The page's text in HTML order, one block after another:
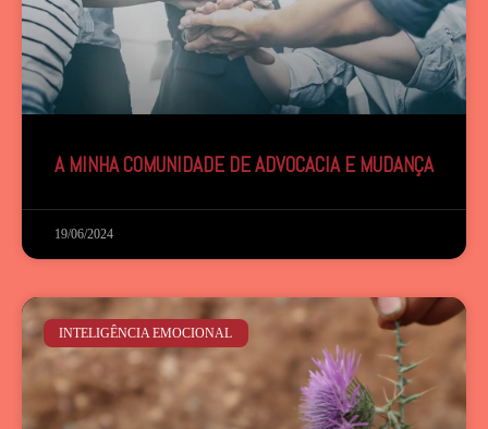
A MINHA COMUNIDADE DE ADVOCACIA E MUDANÇA
19/06/2024
INTELIGÊNCIA EMOCIONAL